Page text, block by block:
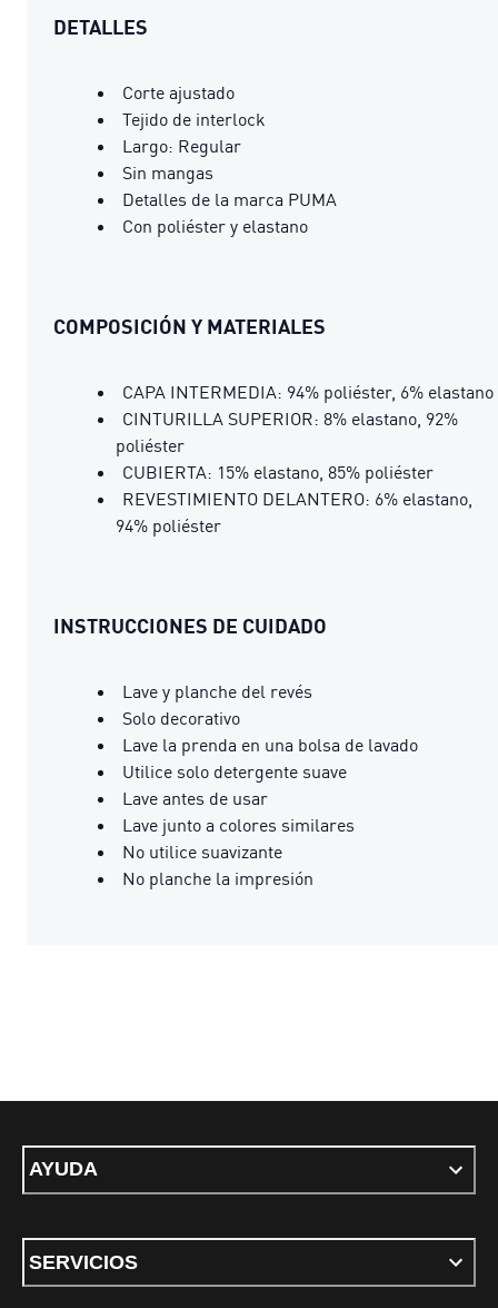
DETALLES
Corte ajustado
Tejido de interlock
Largo: Regular
Sin mangas
Detalles de la marca PUMA
Con poliéster y elastano
COMPOSICIÓN Y MATERIALES
CAPA INTERMEDIA: 94% poliéster, 6% elastano
CINTURILLA SUPERIOR: 8% elastano, 92%
poliéster
CUBIERTA: 15% elastano, 85% poliéster
REVESTIMIENTO DELANTERO: 6% elastano,
94% poliéster
INSTRUCCIONES DE CUIDADO
Lave y planche del revés
Solo decorativo
Lave la prenda en una bolsa de lavado
Utilice solo detergente suave
Lave antes de usar
Lave junto a colores similares
No utilice suavizante
No planche la impresión
AYUDA
SERVICIOS